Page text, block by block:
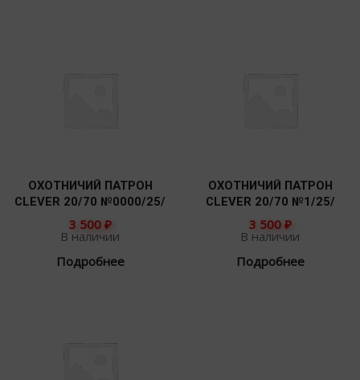
ОХОТНИЧИЙ ПАТРОН
CLEVER 20/70 №0000/25/
3 500 ₽
В наличии
Подробнее
ОХОТНИЧИЙ ПАТРОН
CLEVER 20/70 №1/25/
3 500 ₽
В наличии
Подробнее